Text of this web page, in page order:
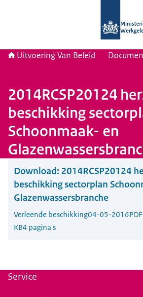
Uitvoering Van Beleid
2014RCSP20124
beschikking
Schoonmaak- en
Download: 2014RCSP20124
beschikking sectorplan
Glazenwassersbranche
Verleende beschikking04-05-2016
KB4 pagina's
Service